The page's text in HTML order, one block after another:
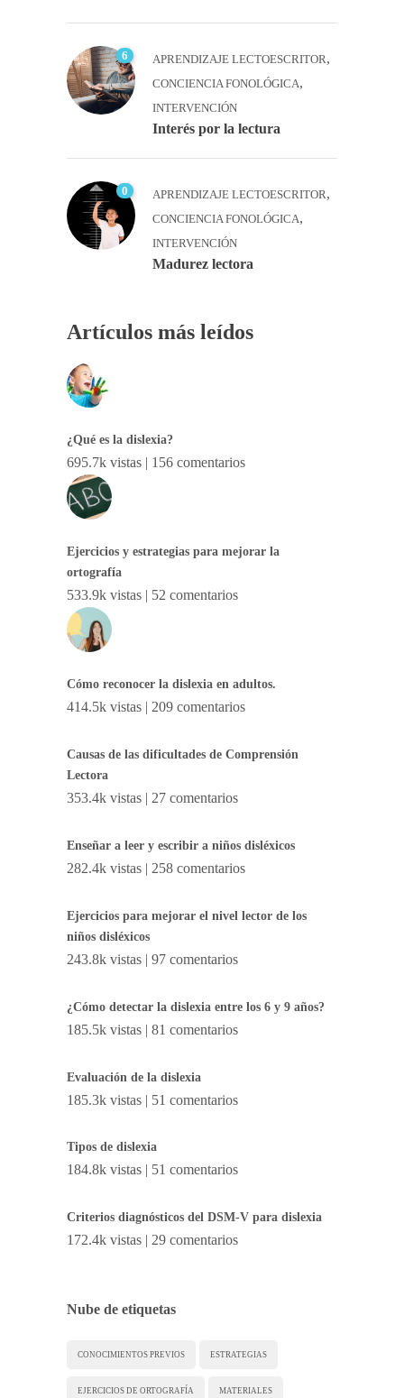
6 APRENDIZAJE LECTOESCRITOR,
CONCIENCIA FONOLÓGICA,
INTERVENCIÓN
Interés por la lectura
0 APRENDIZAJE LECTOESCRITOR,
CONCIENCIA FONOLÓGICA,
INTERVENCIÓN
Madurez lectora
Artículos más leídos
¿Qué es la dislexia?
695.7k vistas | 156 comentarios
Ejercicios y estrategias para mejorar la
ortografía
533.9k vistas | 52 comentarios
Cómo reconocer la dislexia en adultos.
414.5k vistas | 209 comentarios
Causas de las dificultades de Comprensión
Lectora
353.4k vistas | 27 comentarios
Enseñar a leer y escribir a niños disléxicos
282.4k vistas | 258 comentarios
Ejercicios para mejorar el nivel lector de los
niños disléxicos
243.8k vistas | 97 comentarios
¿Cómo detectar la dislexia entre los 6 y 9 años?
185.5k vistas | 81 comentarios
Evaluación de la dislexia
185.3k vistas | 51 comentarios
Tipos de dislexia
184.8k vistas | 51 comentarios
Criterios diagnósticos del DSM-V para dislexia
172.4k vistas | 29 comentarios
Nube de etiquetas
CONOCIMIENTOS PREVIOS ESTRATEGIAS
EJERCICIOS DE ORTOGRAFÍA MATERIALES